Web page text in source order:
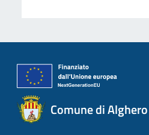
Comune di Alghero